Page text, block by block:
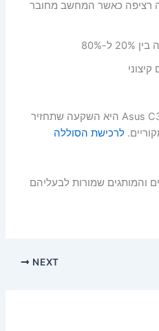
רציפה כאשר המחשב מחובר
80%
החלפת סוללת Asus C31N1636 47Wh היא השקעה שתחזיר
לרכישת הסוללה
והמותגים שמורות לבעליהם
NEXT